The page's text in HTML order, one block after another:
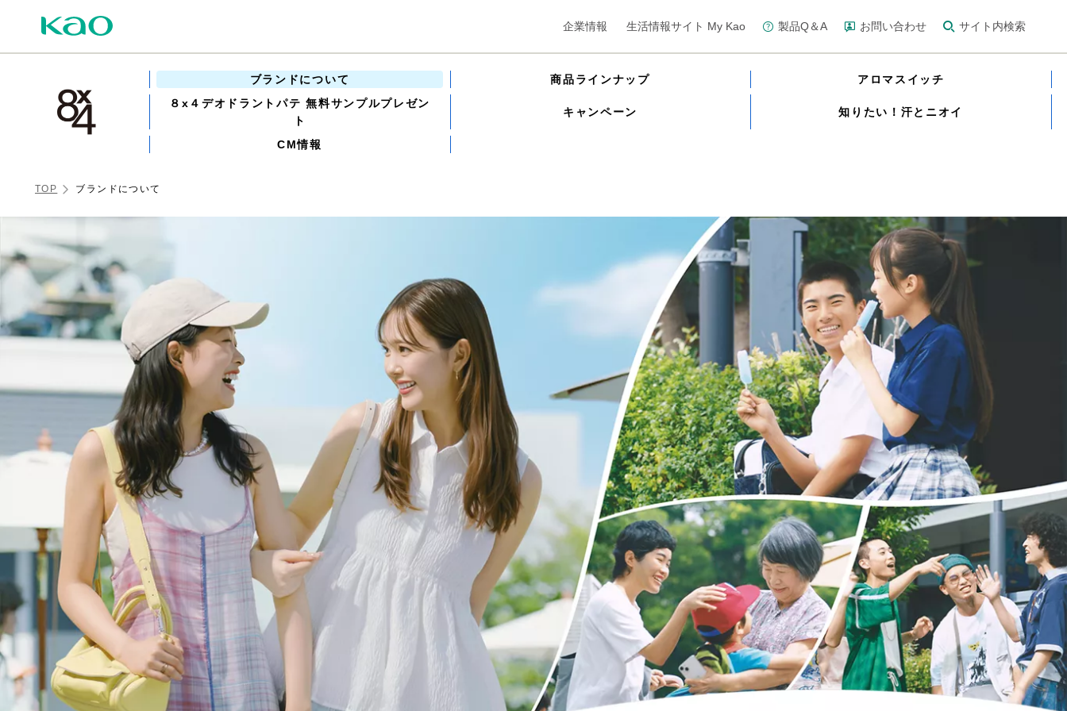
企業情報 生活情報サイト My Kao 製品Q＆A お問い合わせ サイト内検索
ブランドについて 商品ラインナップ
アロマスイッチ
８x４デオドラントパテ 無料サンプルプレゼン
ト
キャンペーン 知りたい！汗とニオイ
CM情報
TOP ブランドについて